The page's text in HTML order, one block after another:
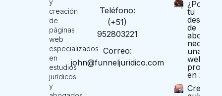
y
creación
de
páginas
web
especializados
en
estudios
jurídicos
y
Teléfono:
(+51)
952803221
Correo:
john@funneljuridico.com
¿Por qué
tu
de
necesita
una
web
en 2025?
Crea tu